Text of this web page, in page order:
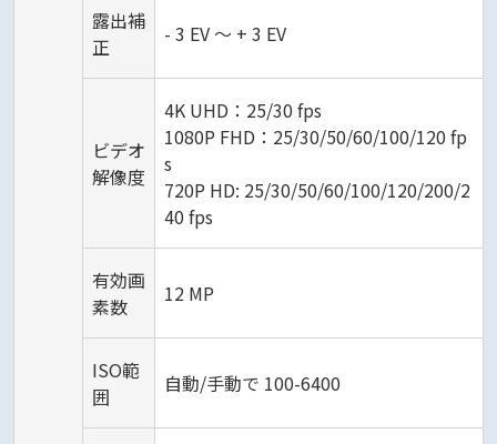
露出補
正
- 3 EV ～ + 3 EV
ビデオ
解像度
4K UHD：25/30 fps
1080P FHD：25/30/50/60/100/120 fp
s
720P HD: 25/30/50/60/100/120/200/2
40 fps
有効画
素数
12 MP
ISO範
囲
自動/手動で 100-6400